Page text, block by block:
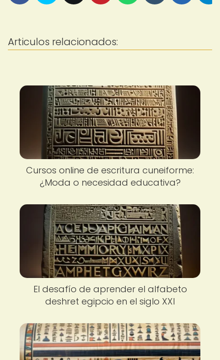
Articulos relacionados:
Cursos online de escritura cuneiforme:
¿Moda o necesidad educativa?
El desafío de aprender el alfabeto
deshret egipcio en el siglo XXI